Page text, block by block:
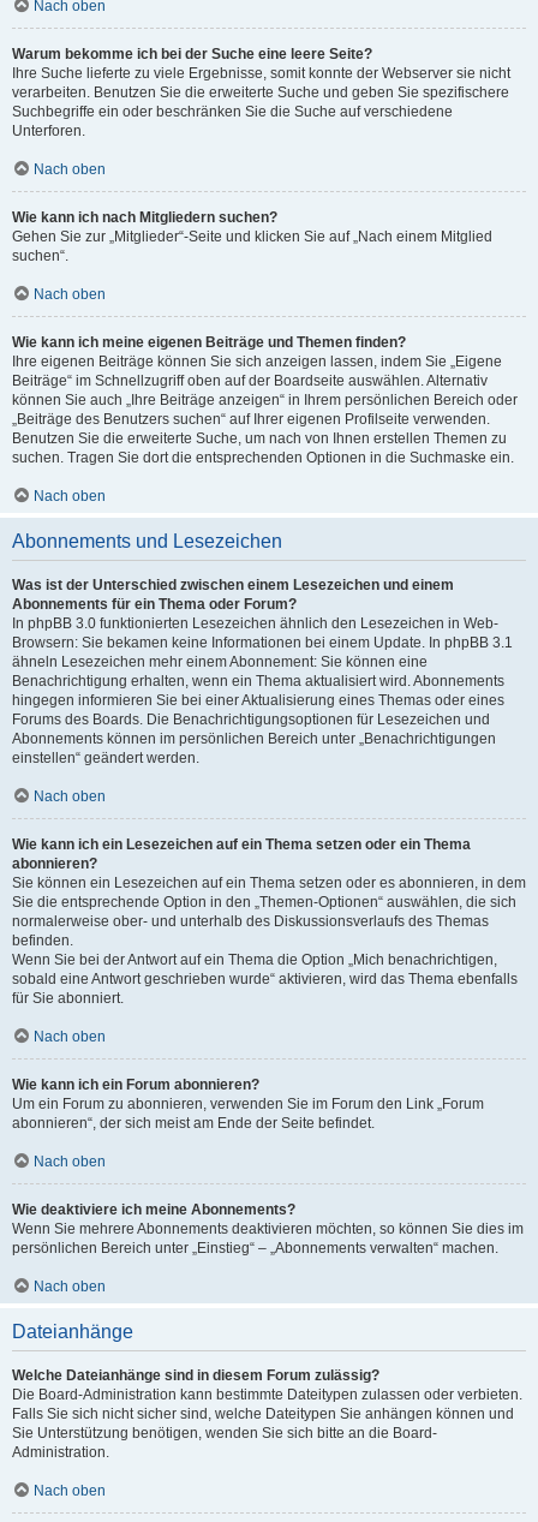
Nach oben
Warum bekomme ich bei der Suche eine leere Seite?
Ihre Suche lieferte zu viele Ergebnisse, somit konnte der Webserver sie nicht
verarbeiten. Benutzen Sie die erweiterte Suche und geben Sie spezifischere
Suchbegriffe ein oder beschränken Sie die Suche auf verschiedene
Unterforen.
Nach oben
Wie kann ich nach Mitgliedern suchen?
Gehen Sie zur „Mitglieder“-Seite und klicken Sie auf „Nach einem Mitglied
suchen“.
Nach oben
Wie kann ich meine eigenen Beiträge und Themen finden?
Ihre eigenen Beiträge können Sie sich anzeigen lassen, indem Sie „Eigene
Beiträge“ im Schnellzugriff oben auf der Boardseite auswählen. Alternativ
können Sie auch „Ihre Beiträge anzeigen“ in Ihrem persönlichen Bereich oder
„Beiträge des Benutzers suchen“ auf Ihrer eigenen Profilseite verwenden.
Benutzen Sie die erweiterte Suche, um nach von Ihnen erstellen Themen zu
suchen. Tragen Sie dort die entsprechenden Optionen in die Suchmaske ein.
Nach oben
Abonnements und Lesezeichen
Was ist der Unterschied zwischen einem Lesezeichen und einem
Abonnements für ein Thema oder Forum?
In phpBB 3.0 funktionierten Lesezeichen ähnlich den Lesezeichen in Web-
Browsern: Sie bekamen keine Informationen bei einem Update. In phpBB 3.1
ähneln Lesezeichen mehr einem Abonnement: Sie können eine
Benachrichtigung erhalten, wenn ein Thema aktualisiert wird. Abonnements
hingegen informieren Sie bei einer Aktualisierung eines Themas oder eines
Forums des Boards. Die Benachrichtigungsoptionen für Lesezeichen und
Abonnements können im persönlichen Bereich unter „Benachrichtigungen
einstellen“ geändert werden.
Nach oben
Wie kann ich ein Lesezeichen auf ein Thema setzen oder ein Thema
abonnieren?
Sie können ein Lesezeichen auf ein Thema setzen oder es abonnieren, in dem
Sie die entsprechende Option in den „Themen-Optionen“ auswählen, die sich
normalerweise ober- und unterhalb des Diskussionsverlaufs des Themas
befinden.
Wenn Sie bei der Antwort auf ein Thema die Option „Mich benachrichtigen,
sobald eine Antwort geschrieben wurde“ aktivieren, wird das Thema ebenfalls
für Sie abonniert.
Nach oben
Wie kann ich ein Forum abonnieren?
Um ein Forum zu abonnieren, verwenden Sie im Forum den Link „Forum
abonnieren“, der sich meist am Ende der Seite befindet.
Nach oben
Wie deaktiviere ich meine Abonnements?
Wenn Sie mehrere Abonnements deaktivieren möchten, so können Sie dies im
persönlichen Bereich unter „Einstieg“ – „Abonnements verwalten“ machen.
Nach oben
Dateianhänge
Welche Dateianhänge sind in diesem Forum zulässig?
Die Board-Administration kann bestimmte Dateitypen zulassen oder verbieten.
Falls Sie sich nicht sicher sind, welche Dateitypen Sie anhängen können und
Sie Unterstützung benötigen, wenden Sie sich bitte an die Board-
Administration.
Nach oben